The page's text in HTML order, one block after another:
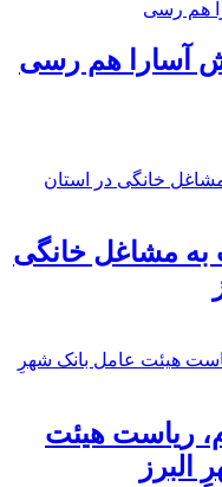
آسارا هم رسی
به مشاغل خانگی
ریاست هیئت
البرز